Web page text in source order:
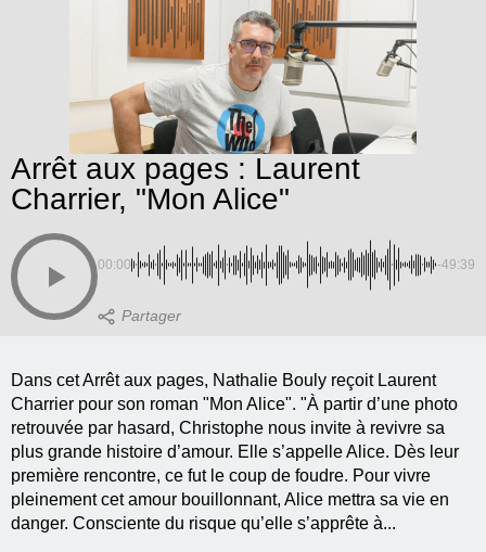
Arrêt aux pages : Laurent
Charrier, "Mon Alice"
00:00 -49:39
Dans cet Arrêt aux pages, Nathalie Bouly reçoit Laurent
Charrier pour son roman "Mon Alice". "À partir d’une photo
retrouvée par hasard, Christophe nous invite à revivre sa
plus grande histoire d’amour. Elle s’appelle Alice. Dès leur
première rencontre, ce fut le coup de foudre. Pour vivre
pleinement cet amour bouillonnant, Alice mettra sa vie en
danger. Consciente du risque qu’elle s’apprête à...